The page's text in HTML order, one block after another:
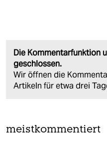
Die Kommentarfunktion
geschlossen.
Wir öffnen die
Artikeln für etwa drei
meistkommentiert